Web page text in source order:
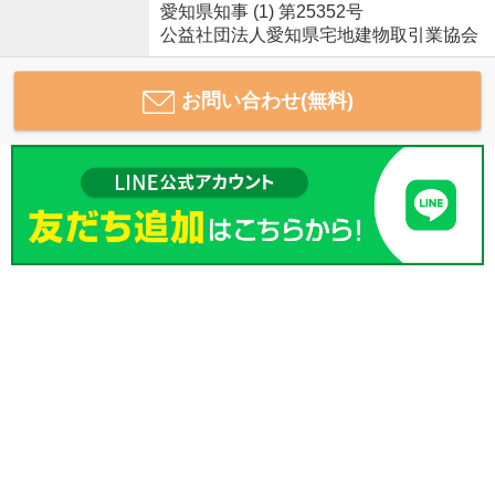
愛知県知事 (1) 第25352号
公益社団法人愛知県宅地建物取引業協会
お問い合わせ(無料)